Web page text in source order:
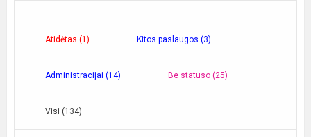
Atidėtas (1) Kitos paslaugos (3)
Administracijai (14) Be statuso (25)
Visi (134)